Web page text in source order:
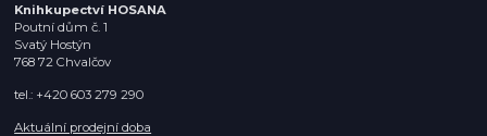
Knihkupectví HOSANA
Poutní dům č. 1
Svatý Hostýn
768 72 Chvalčov
tel.: +420 603 279 290
Aktuální prodejní doba